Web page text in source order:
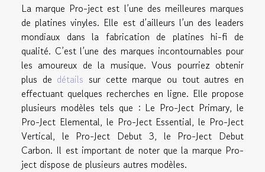
La marque Pro-ject est l’une des meilleures marques
de platines vinyles. Elle est d’ailleurs l’un des leaders
mondiaux dans la fabrication de platines hi-fi de
qualité. C’est l’une des marques incontournables pour
les amoureux de la musique. Vous pourriez obtenir
plus de détails sur cette marque ou tout autres en
effectuant quelques recherches en ligne. Elle propose
plusieurs modèles tels que : Le Pro-Ject Primary, le
Pro-Ject Elemental, le Pro-Ject Essential, le Pro-Ject
Vertical, le Pro-Ject Debut 3, le Pro-Ject Debut
Carbon. Il est important de noter que la marque Pro-
ject dispose de plusieurs autres modèles.